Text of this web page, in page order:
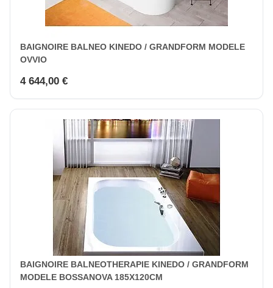
BAIGNOIRE BALNEO KINEDO / GRANDFORM MODELE
OVVIO
4 644,00 €
BAIGNOIRE BALNEOTHERAPIE KINEDO / GRANDFORM
MODELE BOSSANOVA 185X120CM